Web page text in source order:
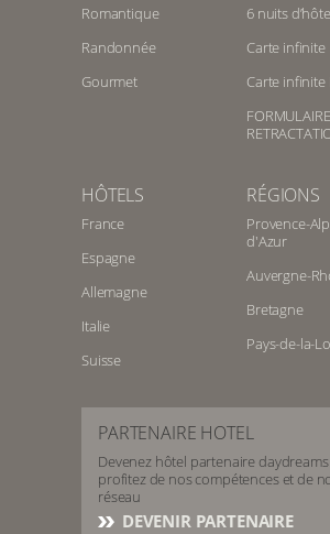
Romantique
Randonnée
Gourmet
6 nuits
Carte infinite
Carte
HÔTELS
France
Espagne
Allemagne
Italie
Suisse
RÉGIONS
Provence-
d'Azur
Auvergne-
Bretagne
Pays-de-la-
PARTENAIRE HOTEL
Devenez hôtel partenaire
profitez de nos compétences et de
réseau
DEVENIR PARTENAIRE